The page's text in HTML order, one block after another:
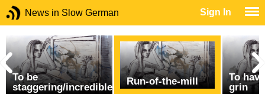
News in Slow German Sign In
To be
staggering/incredible
Run-of-the-mill
To
grin